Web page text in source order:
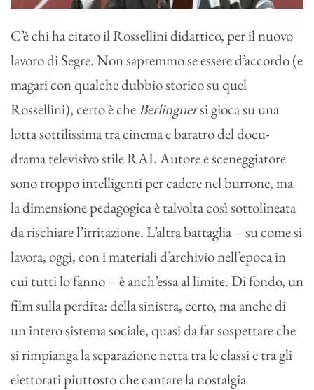
C’è chi ha citato il Rossellini didattico, per il nuovo
lavoro di Segre. Non sapremmo se essere d’accordo (e
magari con qualche dubbio storico su quel
Rossellini), certo è cheBerlinguersi gioca su una
lotta sottilissima tra cinema e baratro del docu-
drama televisivo stile RAI. Autore e sceneggiatore
sono troppo intelligenti per cadere nel burrone, ma
la dimensione pedagogica è talvolta così sottolineata
da rischiare l’irritazione. L’altra battaglia – su come si
lavora, oggi, con i materiali d’archivio nell’epoca in
cui tutti lo fanno – è anch’essa al limite. Di fondo, un
film sulla perdita: della sinistra, certo, ma anche di
un intero sistema sociale, quasi da far sospettare che
si rimpianga la separazione netta tra le classi e tra gli
elettorati piuttosto che cantare la nostalgia